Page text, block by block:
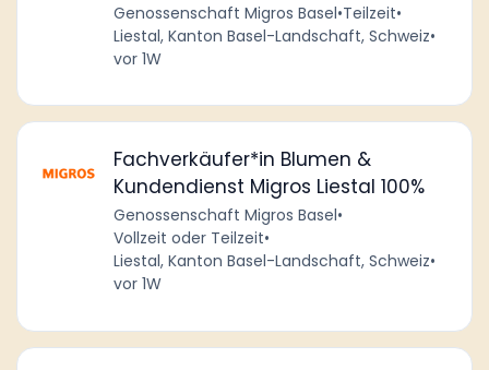
Genossenschaft Migros Basel•Teilzeit•
Liestal, Kanton Basel-Landschaft, Schweiz•
vor 1W
Fachverkäufer*in Blumen &
Kundendienst Migros Liestal 100%
Genossenschaft Migros Basel•
Vollzeit oder Teilzeit•
Liestal, Kanton Basel-Landschaft, Schweiz•
vor 1W